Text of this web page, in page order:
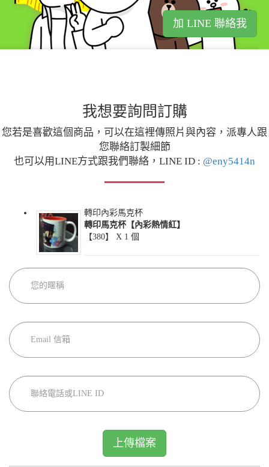
加 LINE 聯絡我
我想要詢問訂購
您若是喜歡這個商品，可以在這裡傳照片與內容，派專人跟
您聯絡訂製細節
也可以用LINE方式跟我們聯絡，LINE ID : @eny5414n
轉印內彩馬克杯
轉印馬克杯【內彩熱情紅】
【380】 X 1 個